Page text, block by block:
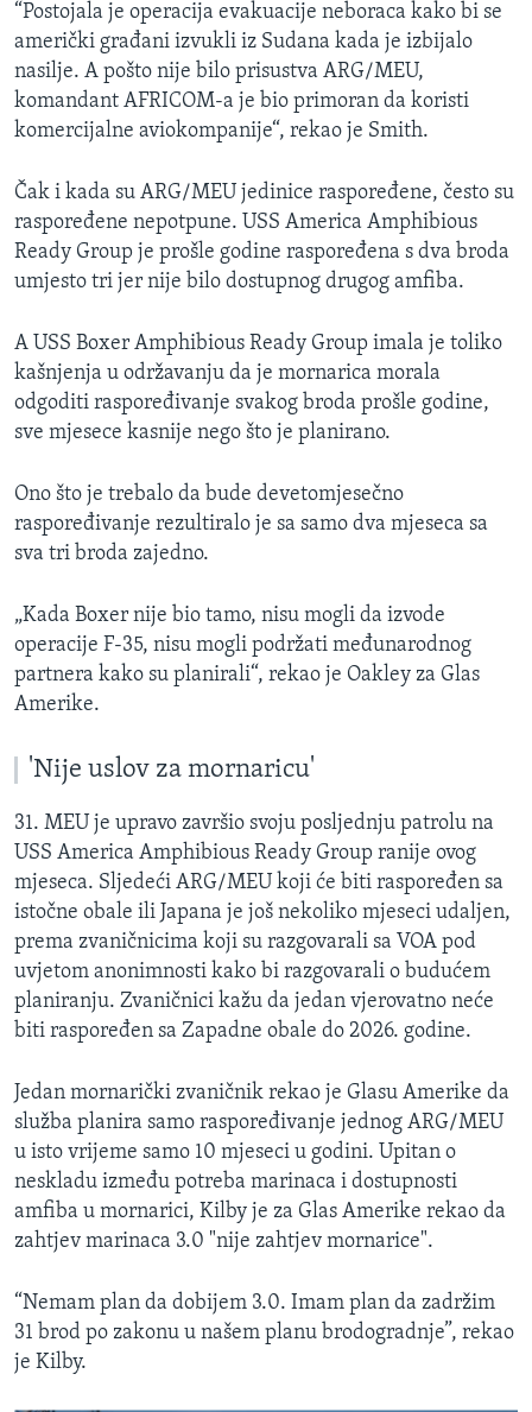
“Postojala je operacija evakuacije neboraca kako bi se
američki građani izvukli iz Sudana kada je izbijalo
nasilje. A pošto nije bilo prisustva ARG/MEU,
komandant AFRICOM-a je bio primoran da koristi
komercijalne aviokompanije“, rekao je Smith.
Čak i kada su ARG/MEU jedinice raspoređene, često su
raspoređene nepotpune. USS America Amphibious
Ready Group je prošle godine raspoređena s dva broda
umjesto tri jer nije bilo dostupnog drugog amfiba.
A USS Boxer Amphibious Ready Group imala je toliko
kašnjenja u održavanju da je mornarica morala
odgoditi raspoređivanje svakog broda prošle godine,
sve mjesece kasnije nego što je planirano.
Ono što je trebalo da bude devetomjesečno
raspoređivanje rezultiralo je sa samo dva mjeseca sa
sva tri broda zajedno.
„Kada Boxer nije bio tamo, nisu mogli da izvode
operacije F-35, nisu mogli podržati međunarodnog
partnera kako su planirali“, rekao je Oakley za Glas
Amerike.
'Nije uslov za mornaricu'
31. MEU je upravo završio svoju posljednju patrolu na
USS America Amphibious Ready Group ranije ovog
mjeseca. Sljedeći ARG/MEU koji će biti raspoređen sa
istočne obale ili Japana je još nekoliko mjeseci udaljen,
prema zvaničnicima koji su razgovarali sa VOA pod
uvjetom anonimnosti kako bi razgovarali o budućem
planiranju. Zvaničnici kažu da jedan vjerovatno neće
biti raspoređen sa Zapadne obale do 2026. godine.
Jedan mornarički zvaničnik rekao je Glasu Amerike da
služba planira samo raspoređivanje jednog ARG/MEU
u isto vrijeme samo 10 mjeseci u godini. Upitan o
neskladu između potreba marinaca i dostupnosti
amfiba u mornarici, Kilby je za Glas Amerike rekao da
zahtjev marinaca 3.0 "nije zahtjev mornarice".
“Nemam plan da dobijem 3.0. Imam plan da zadržim
31 brod po zakonu u našem planu brodogradnje”, rekao
je Kilby.